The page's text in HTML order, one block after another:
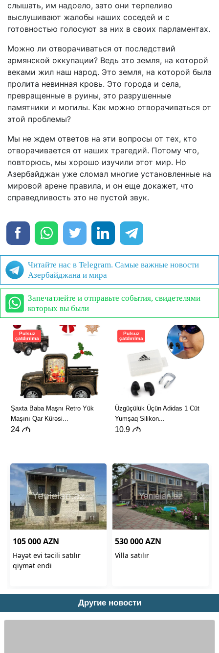
слышать, им надоело, зато они терпеливо
выслушивают жалобы наших соседей и с
готовностью голосуют за них в своих парламентах.
Можно ли отворачиваться от последствий
армянской оккупации? Ведь это земля, на которой
веками жил наш народ. Это земля, на которой была
пролита невинная кровь. Это города и села,
превращенные в руины, это разрушенные
памятники и могилы. Как можно отворачиваться от
этой проблемы?
Мы не ждем ответов на эти вопросы от тех, кто
отворачивается от наших трагедий. Потому что,
повторюсь, мы хорошо изучили этот мир. Но
Азербайджан уже сломал многие установленные на
мировой арене правила, и он еще докажет, что
справедливость это не пустой звук.
Читайте нас в Telegram. Самые важные новости
Азербайджана и мира
Запечатлейте и отправьте события, свидетелями
которых вы были
Другие новости